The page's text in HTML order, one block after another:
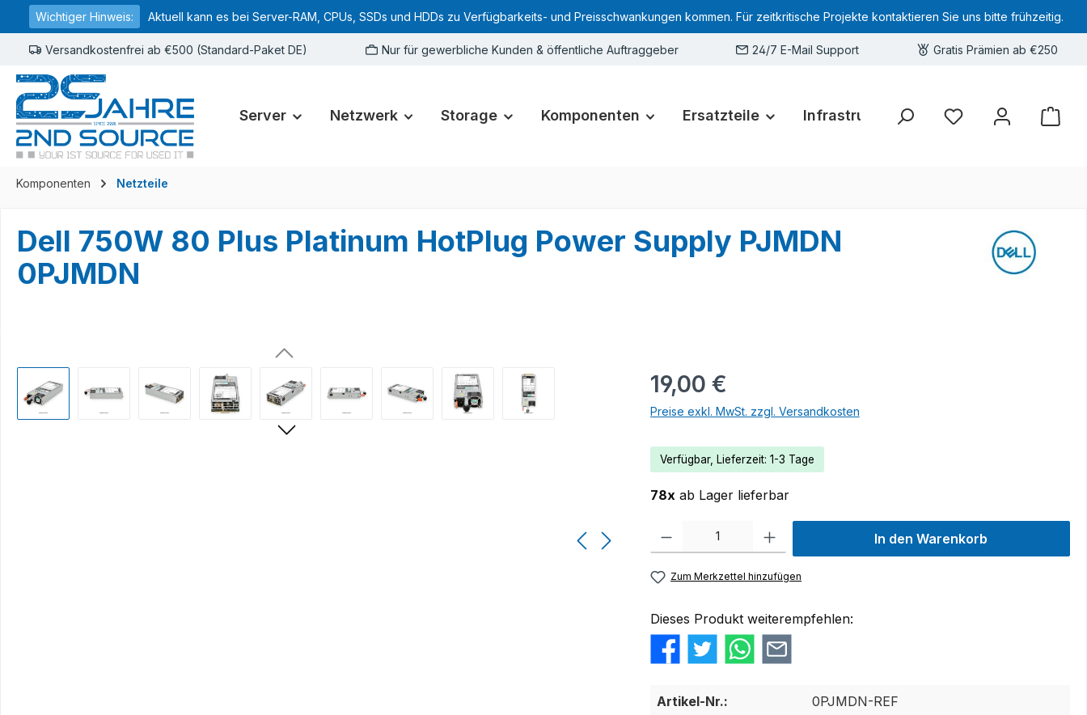
Zur Hauptnavigation springen
Wichtiger Hinweis: Aktuell kann es bei Server-RAM, CPUs, SSDs und HDDs zu Verfügbarkeits- und Preisschwankungen kommen. Für zeitkritische Projekte kontaktieren Sie uns bitte frühzeitig.
Versandkostenfrei ab €500 (Standard-Paket DE) Nur für gewerbliche Kunden & öffentliche Auftraggeber 24/7 E-Mail Support Gratis Prämien ab €250
Server Netzwerk Storage Komponenten Ersatzteile Infrastruktur Hardware-Deals
Sie haben 0 Produkte
Komponenten Netzteile
Dell 750W 80 Plus Platinum HotPlug Power Supply PJMDN
0PJMDN
19,00 €
Preise exkl. MwSt. zzgl. Versandkosten
Verfügbar, Lieferzeit: 1-3 Tage
78x ab Lager lieferbar
Produkt Anzahl: Gib den gewünschten Wert ein oder benutze die Schaltflächen um die
In den Warenkorb
Zum Merkzettel hinzufügen
Dieses Produkt weiterempfehlen:
Artikel-Nr.: 0PJMDN-REF